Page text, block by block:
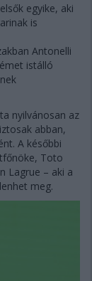
egyike, aki
is
Antonelli
istálló
nyilvánosan az
abban,
A későbbi
Toto
Lagrue – aki a
meg.